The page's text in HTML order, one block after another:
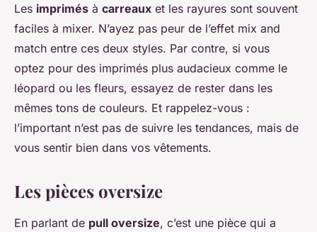
Les imprimés à carreaux et les rayures sont souvent
faciles à mixer. N’ayez pas peur de l’effet mix and
match entre ces deux styles. Par contre, si vous
optez pour des imprimés plus audacieux comme le
léopard ou les fleurs, essayez de rester dans les
mêmes tons de couleurs. Et rappelez-vous :
l’important n’est pas de suivre les tendances, mais de
vous sentir bien dans vos vêtements.
Les pièces oversize
En parlant de pull oversize, c’est une pièce qui a